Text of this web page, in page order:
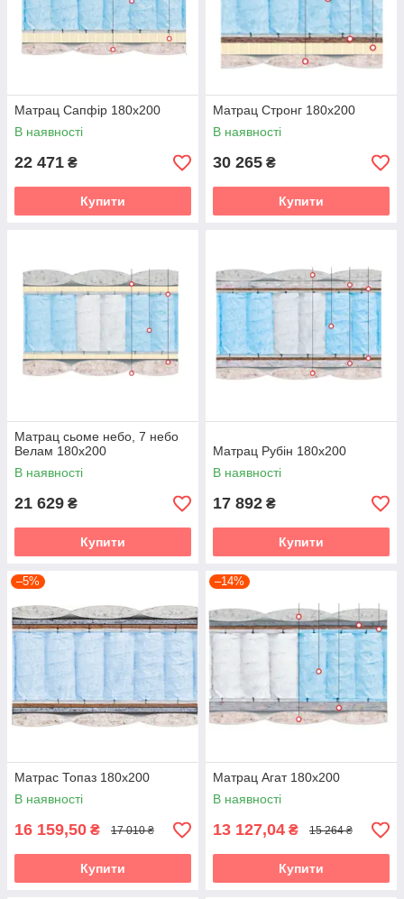
Матрац Сапфір 180х200
В наявності
22 471 ₴
Купити
Матрац Стронг 180х200
В наявності
30 265 ₴
Купити
Матрац сьоме небо, 7 небо
Велам 180х200
В наявності
21 629 ₴
Купити
Матрац Рубін 180х200
В наявності
17 892 ₴
Купити
–5%
Матрас Топаз 180х200
В наявності
16 159,50 ₴ 17 010 ₴
Купити
–14%
Матрац Агат 180х200
В наявності
13 127,04 ₴ 15 264 ₴
Купити